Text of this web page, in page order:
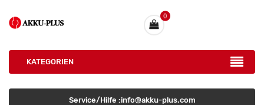
0
KATEGORIEN
Service/Hilfe :info@akku-plus.com